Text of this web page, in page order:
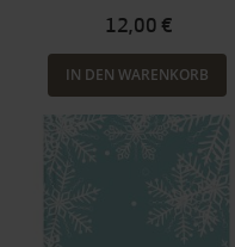
12,00 €
IN DEN WARENKORB